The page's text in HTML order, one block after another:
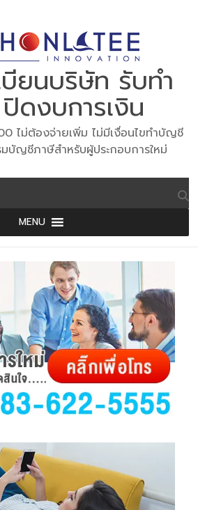
บียนบริษัท รับทำ
งบการเงิน
ไม่ต้องจ่ายเพิ่ม ไม่มีเงื่อนไขทำบัญชี
บัญชีภาษีสำหรับผู้ประกอบการใหม่
MENU